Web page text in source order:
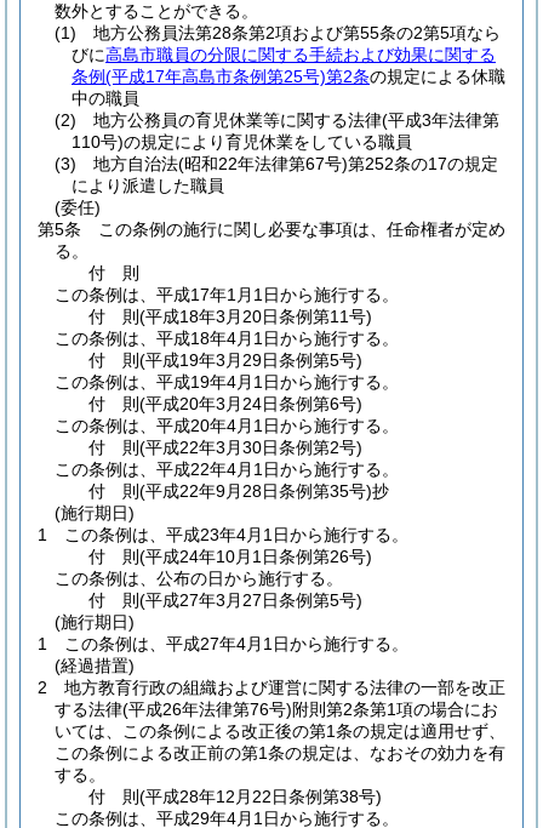
数外とすることができる。
(1)
地方公務員法第28条第2項および第55条の2第5項なら
びに高島市職員の分限に関する手続および効果に関する
条例(平成17年高島市条例第25号)第2条の規定による休職
中の職員
(2)
地方公務員の育児休業等に関する法律(平成3年法律第
110号)の規定により育児休業をしている職員
(3)
地方自治法(昭和22年法律第67号)第252条の17の規定
により派遣した職員
(委任)
第5条
この条例の施行に関し必要な事項は、任命権者が定め
る。
付 則
この条例は、平成17年1月1日から施行する。
付 則(平成18年3月20日条例第11号)
この条例は、平成18年4月1日から施行する。
付 則(平成19年3月29日条例第5号)
この条例は、平成19年4月1日から施行する。
付 則(平成20年3月24日条例第6号)
この条例は、平成20年4月1日から施行する。
付 則(平成22年3月30日条例第2号)
この条例は、平成22年4月1日から施行する。
付 則(平成22年9月28日条例第35号)抄
(施行期日)
1
この条例は、平成23年4月1日から施行する。
付 則(平成24年10月1日条例第26号)
この条例は、公布の日から施行する。
付 則(平成27年3月27日条例第5号)
(施行期日)
1
この条例は、平成27年4月1日から施行する。
(経過措置)
2
地方教育行政の組織および運営に関する法律の一部を改正
する法律(平成26年法律第76号)附則第2条第1項の場合にお
いては、この条例による改正後の第1条の規定は適用せず、
この条例による改正前の第1条の規定は、なおその効力を有
する。
付 則(平成28年12月22日条例第38号)
この条例は、平成29年4月1日から施行する。